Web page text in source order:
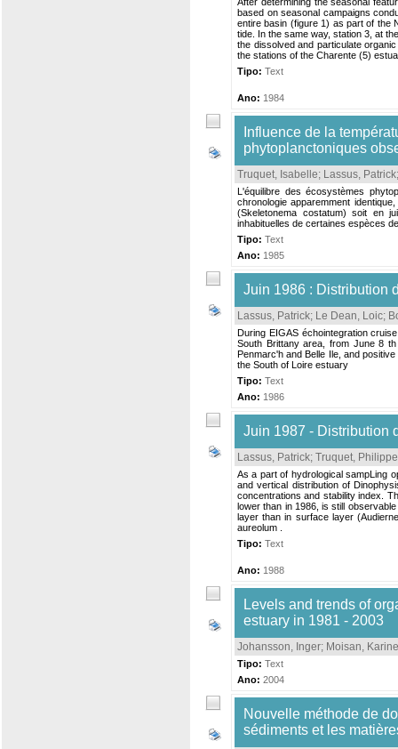
based on seasonal campaigns
entire basin (figure 1) as part of the
tide. In the same way, station 3, at
the dissolved and particulate
the stations of the Charente (5)
Tipo: Text
Ano: 1984
Influence de la
phytoplanctoniques
Truquet, Isabelle; Lassus, Patrick
L'équilibre des écosystèmes
chronologie apparemment
(Skeletonema costatum) soit en
inhabituelles de certaines espèces
Tipo: Text
Ano: 1985
Juin 1986 : Distribution
Lassus, Patrick; Le Dean, Loic;
During EIGAS échointegration
South Brittany area, from June 8
Penmarc'h and Belle Ile, and
the South of Loire estuary
Tipo: Text
Ano: 1986
Juin 1987 - Distribution
Lassus, Patrick; Truquet, Philippe
As a part of hydrological sampLing
and vertical distribution of
concentrations and stability index.
lower than in 1986, is still
layer than in surface layer
aureolum .
Tipo: Text
Ano: 1988
Levels and trends of
estuary in 1981 - 2003
Johansson, Inger; Moisan, Karine
Tipo: Text
Ano: 2004
Nouvelle méthode de
sédiments et les